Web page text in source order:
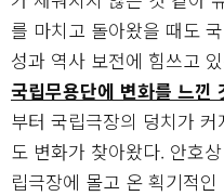
를 마치고 돌아왔을 때도
성과 역사 보전에 힘쓰고
국립무용단에 변화를 느낀
부터 국립극장의 덩치가
도 변화가 찾아왔다. 안호
립극장에 몰고 온 획기적